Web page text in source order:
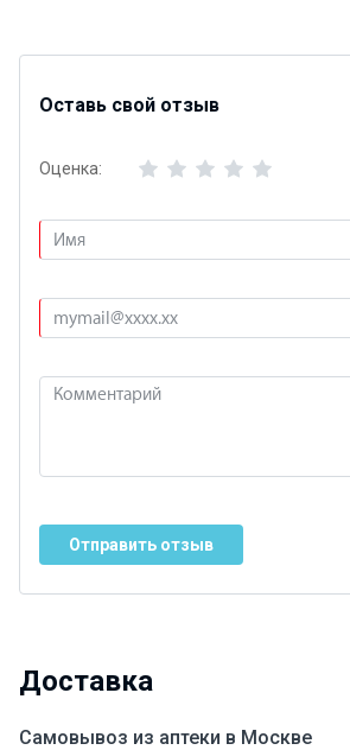
Оставь свой отзыв
Оценка:
Отправить отзыв
Доставка
Самовывоз из аптеки в Москве